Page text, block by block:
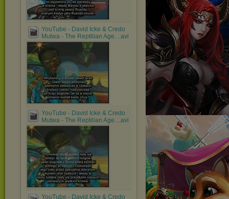
YouTube - David Icke & Credo
Mutwa - The Reptilian Age....avi
YouTube - David Icke & Credo
Mutwa - The Reptilian Age....avi
YouTube - David Icke & Credo